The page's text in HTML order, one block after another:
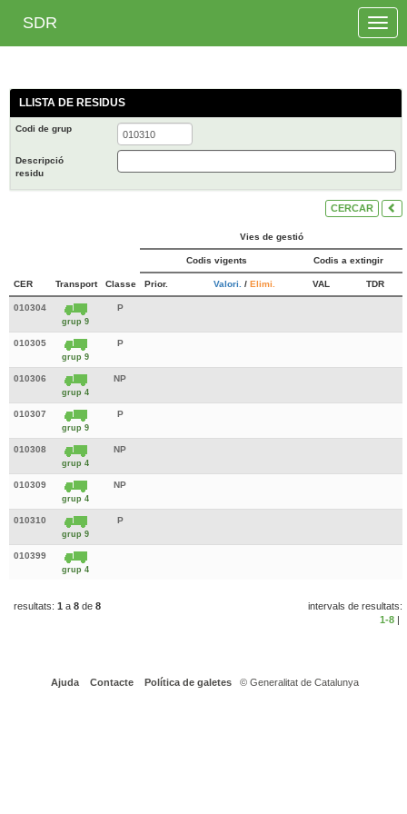
Toggle
SDR
LLISTA DE RESIDUS
Codi de grup
Descripció
residu
CERCAR
Vies de gestió
Codis vigents Codis a extingir
CER Transport Classe Prior. Valori. / Elimi. VAL TDR
010304
grup 9
P
010305
grup 9
P
010306
grup 4
NP
010307
grup 9
P
010308
grup 4
NP
010309
grup 4
NP
010310
grup 9
P
010399
grup 4
resultats: 1 a 8 de 8
intervals de resultats:
1-8 |
Ajuda Contacte Política de galetes © Generalitat de Catalunya